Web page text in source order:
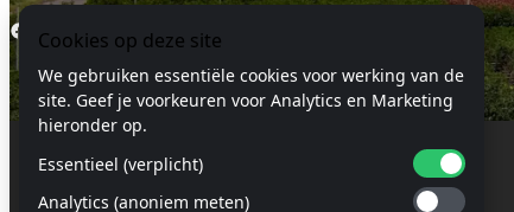
Facebook
© 2024 Beukenhaagkwekerij.nl
Cookies op deze site
We gebruiken essentiële cookies voor werking van de
site. Geef je voorkeuren voor Analytics en Marketing
hieronder op.
Essentieel (verplicht)
Analytics (anoniem meten)